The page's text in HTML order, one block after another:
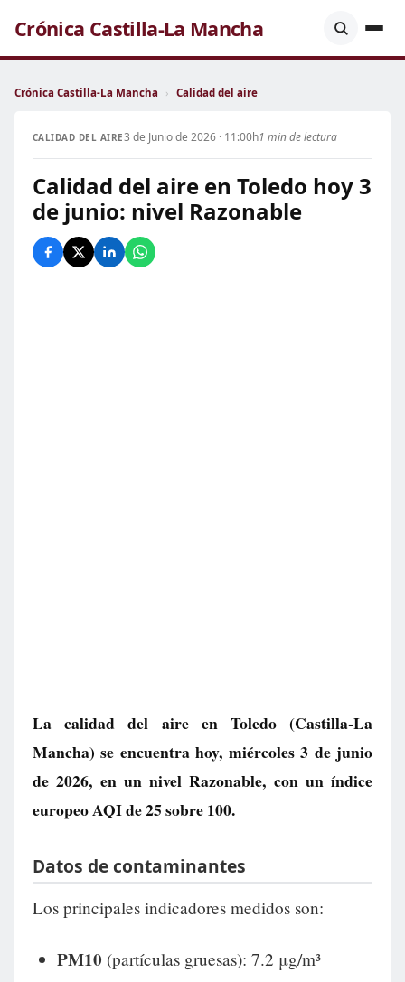
Crónica Castilla-La Mancha
Crónica Castilla-La Mancha › Calidad del aire
CALIDAD DEL AIRE3 de Junio de 2026 · 11:00h1 min de lectura
Calidad del aire en Toledo hoy 3
de junio: nivel Razonable
La calidad del aire en Toledo(Castilla-La
Mancha) se encuentra hoy, miércoles 3 de junio
de 2026, en un nivelRazonable, con un índice
europeo AQI de25sobre 100.
Datos de contaminantes
Los principales indicadores medidos son:
PM10 (partículas gruesas): 7.2 μg/m³